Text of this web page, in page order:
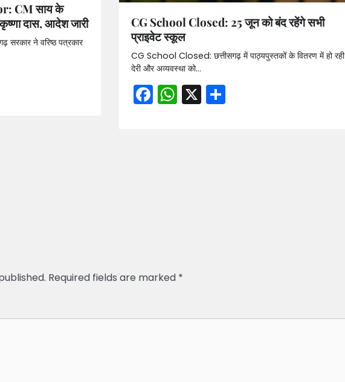
CM साय के
दास, आदेश जारी
ने वरिष्ठ पत्रकार
CG School Closed: 25 जून को बंद रहेंगे सभी
प्राइवेट स्कूल
CG School Closed: छत्तीसगढ़ में पाठ्यपुस्तकों के वितरण में हो रही
देरी और अव्यवस्था को…
Facebook
WhatsApp
X Share
Required fields are marked *